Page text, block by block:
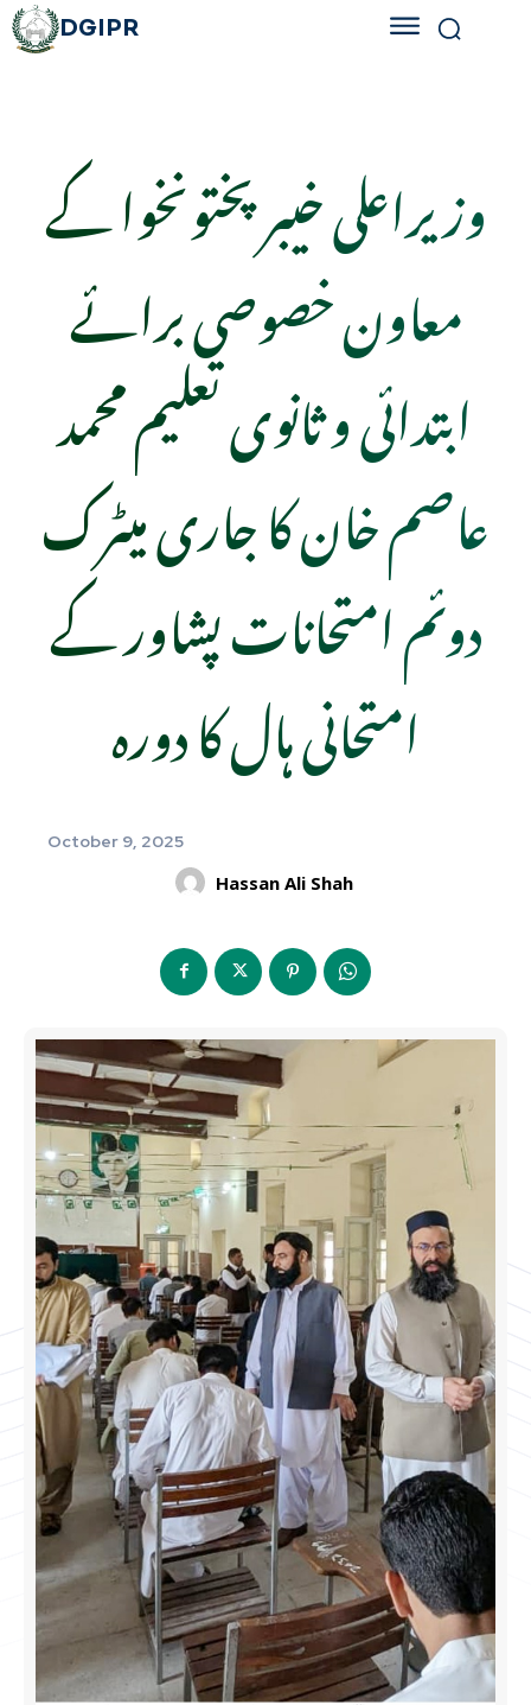
DGIPR
وزیراعلی خیبر پختونخوا کے
معاون خصوصی برائے
ابتدائی و ثانوی تعلیم محمد
عاصم خان کا جاری میٹرک
دوئم امتحانات پشاور کے
امتحانی ہال کا دورہ
October 9, 2025
Hassan Ali Shah